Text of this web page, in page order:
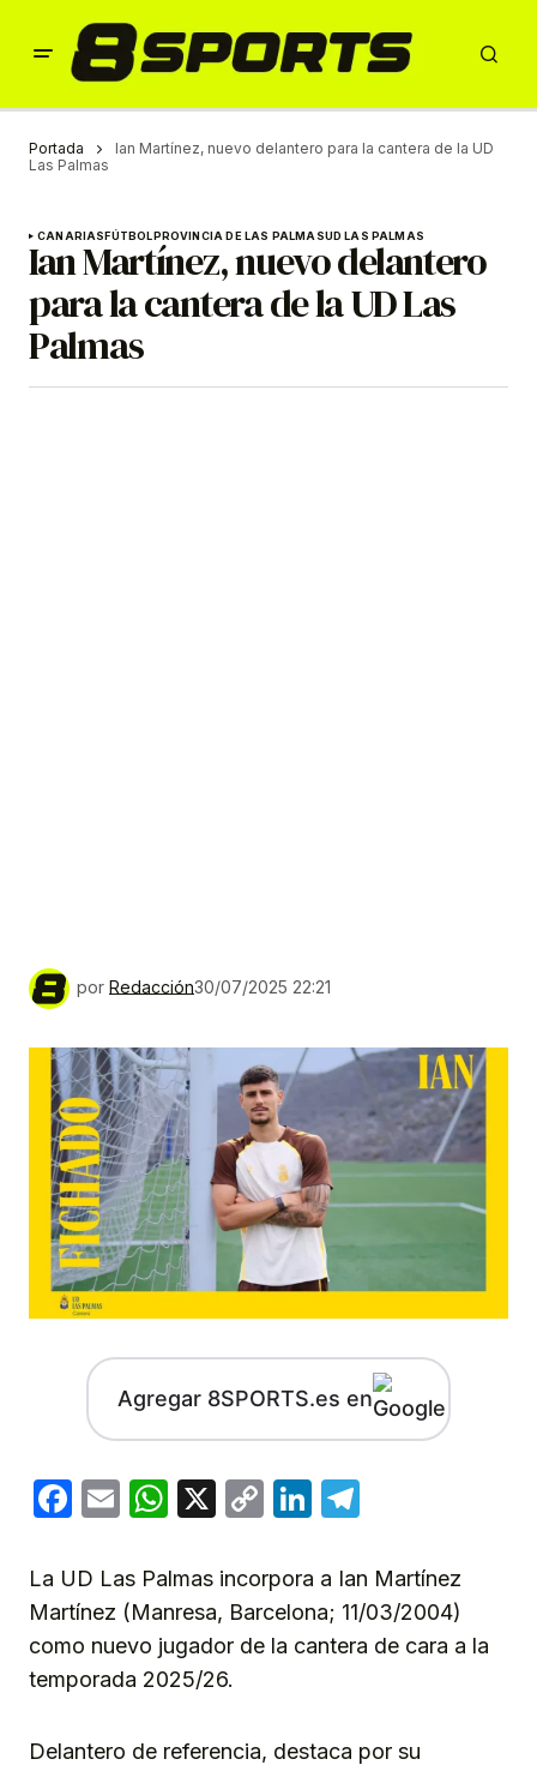
Portada
Ian Martínez, nuevo delantero para la cantera de la UD
Las Palmas
CANARIASFÚTBOLPROVINCIA DE LAS PALMASUD LAS PALMAS
Ian Martínez, nuevo delantero
para la cantera de la UD Las
Palmas
por Redacción30/07/2025 22:21
Agregar 8SPORTS.es en
Facebook
EmailWhatsApp
X
CopyLinkedIn
La UD Las Palmas incorpora a Ian Martínez
Martínez (Manresa, Barcelona; 11/03/2004)
como nuevo jugador de la cantera de cara a la
temporada 2025/26.
Delantero de referencia, destaca por su